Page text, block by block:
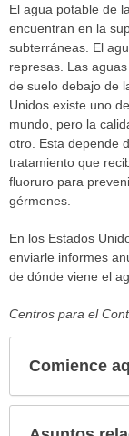
El agua potable de
encuentran en la
subterráneas. El
represas. Las
de suelo debajo de
Unidos existe uno
mundo, pero la
otro. Esta depende
tratamiento que
fluoruro para
gérmenes.
En los Estados
enviarle informes
de dónde viene el
Centros para el
Comience